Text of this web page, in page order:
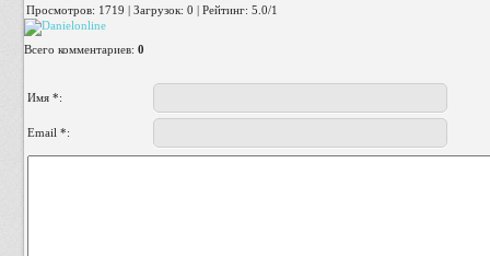
Просмотров: 1719 | Загрузок: 0 | Рейтинг: 5.0/1
Всего комментариев: 0
Имя *:
Email *: